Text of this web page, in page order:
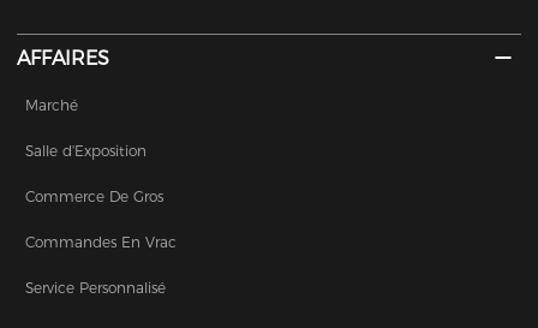
AFFAIRES
Marché
Salle d'Exposition
Commerce De Gros
Commandes En Vrac
Service Personnalisé